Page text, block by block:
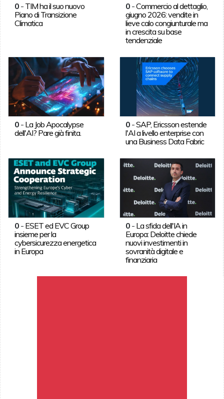
0- TIM ha il suo nuovo
Piano di Transizione
Climatica
0 -Commercio al dettaglio,
giugno 2026: vendite in
lieve calo congiunturale ma
in crescita su base
tendenziale
0- La Job Apocalypse
dell'AI? Pare già finita.
0 -SAP, Ericsson estende
l'AI a livello enterprise con
una Business Data Fabric
0- ESET ed EVC Group
insieme per la
cybersicurezza energetica
in Europa
0 - La sfida dell'IA in
Europa: Deloitte chiede
nuovi investimenti in
sovranità digitale e
finanziaria